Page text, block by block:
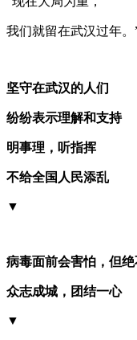
我们就留在武汉过年。
坚守在武汉的人们
纷纷表示理解和支持
明事理，听指挥
不给全国人民添乱
▼
病毒面前会害怕，但
众志成城，团结一心
▼